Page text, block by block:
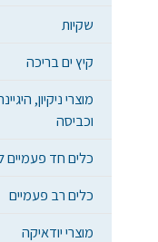
שקיות
קיץ ים בריכה
מוצרי ניקיון,
וכביסה
כלים חד
כלים רב פעמיים
מוצרי יודאיקה